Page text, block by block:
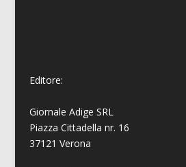
Editore:
Giornale Adige SRL
Piazza Cittadella nr. 16
37121 Verona